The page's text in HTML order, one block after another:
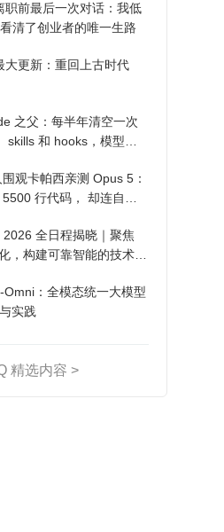
职前最后一次对话：我低
清了创业者的唯一生路
大更新：重回上古时代
之父：每半年清空一次
skills 和 hooks，模型自
观卡帕西亲测 Opus 5：
行代码， 却连自己
全日程揭晓｜聚焦
，构建可靠智能的技术路
Omni：全模态统一大模型
实践
精选内容 >